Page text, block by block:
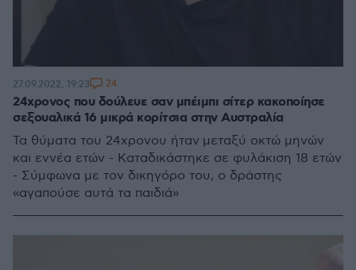
24χρονος που δούλευε σαν μπέιμπι σίτερ κακοποίησε
σεξουαλικά 16 μικρά κορίτσια στην Αυστραλία
Τα θύματα του 24χρονου ήταν μεταξύ οκτώ μηνών
και εννέα ετών - Καταδικάστηκε σε φυλάκιση 18 ετών
- Σύμφωνα με τον δικηγόρο του, ο δράστης
«αγαπούσε αυτά τα παιδιά»
27.09.2022, 19:23 24